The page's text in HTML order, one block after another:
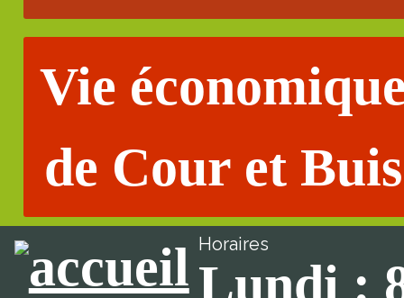
Vie
de Cour et Buis
Horaires
Lundi :